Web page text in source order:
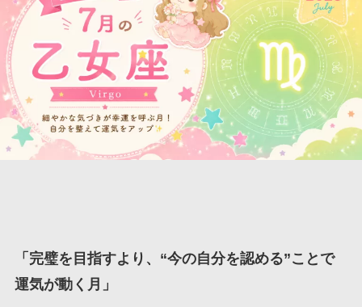
「完璧を目指すより、“今の自分を認める”ことで
運気が動く月」